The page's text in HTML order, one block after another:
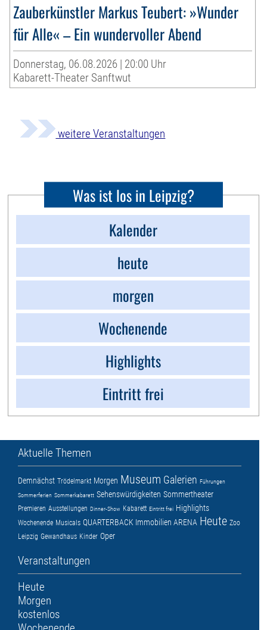
Zauberkünstler Markus Teubert: »Wunder
für Alle« – Ein wundervoller Abend
Donnerstag, 06.08.2026 | 20:00 Uhr
Kabarett-Theater Sanftwut
weitere Veranstaltungen
Was ist los in Leipzig?
Kalender
heute
morgen
Wochenende
Highlights
Eintritt frei
Aktuelle Themen
Demnächst Trödelmarkt Morgen Museum Galerien Führungen
Sommerferien Sommerkabarett Sehenswürdigkeiten Sommertheater
Premieren Ausstellungen Dinner-Show Kabarett Eintritt frei Highlights
Wochenende Musicals QUARTERBACK Immobilien ARENA Heute Zoo
Leipzig Gewandhaus Kinder Oper
Veranstaltungen
Heute
Morgen
kostenlos